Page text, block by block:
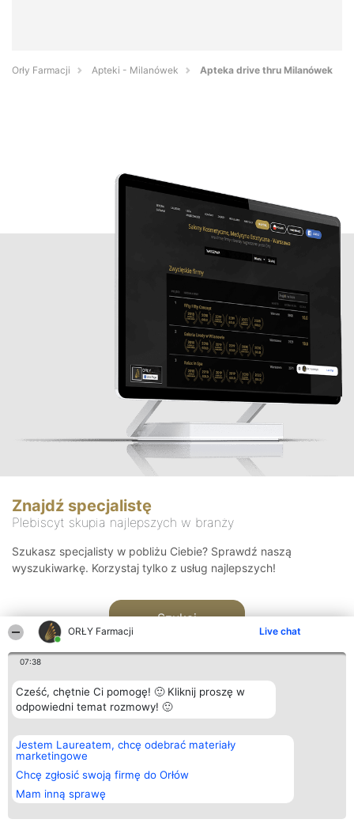
ORŁY Farmacji Live chat
07:38
Cześć, chętnie Ci pomogę! 🙂 Kliknij proszę w
odpowiedni temat rozmowy! 🙂
Jestem Laureatem, chcę odebrać materiały
marketingowe
Chcę zgłosić swoją firmę do Orłów
Mam inną sprawę
Orły Farmacji Apteki - Milanówek Apteka drive thru Milanówek
Znajdź specjalistę
Plebiscyt skupia najlepszych w branży
Szukasz specjalisty w pobliżu Ciebie? Sprawdź naszą
wyszukiwarkę. Korzystaj tylko z usług najlepszych!
Szukaj
Organizator plebiscytu
Bright Side Solutions sp. z o.
o. sp. k.
ul. Ruska 22
Wrocław 50-079
KRS 0000749100 | Regon
381313360 | NIP 8943132676
Plebiscyt
Laureaci
wszystkich
Laureatów
Regulamin
Kontakt
Kontakt